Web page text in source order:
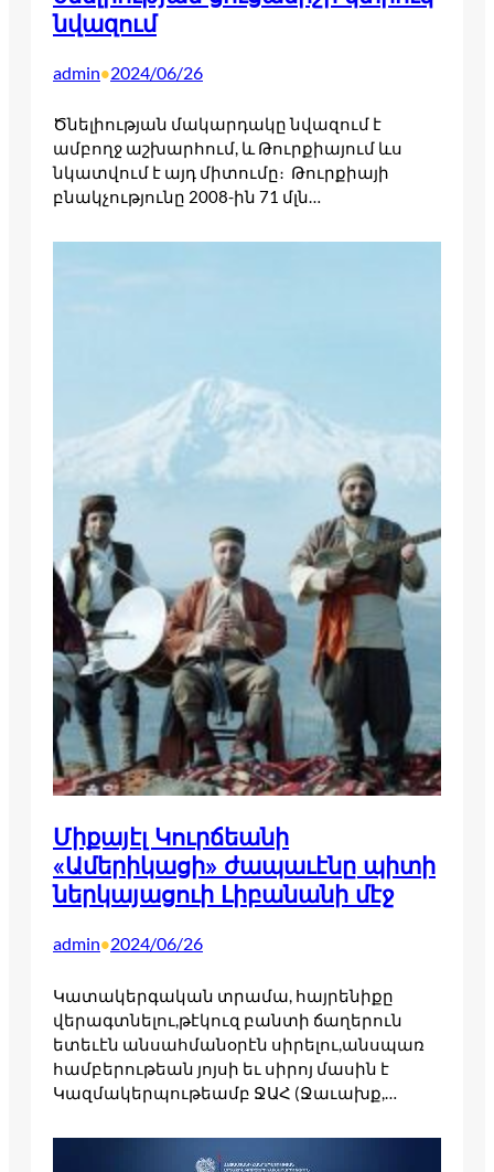
նվազում
admin•2024/06/26
Ծնելիության մակարդակը նվազում է
ամբողջ աշխարհում, և Թուրքիայում ևս
նկատվում է այդ միտումը։ Թուրքիայի
բնակչությունը 2008-ին 71 մլն…
Միքայէլ Կուրճեանի
«Ամերիկացի» ժապաւէնը պիտի
ներկայացուի Լիբանանի մէջ
admin•2024/06/26
Կատակերգական տրամա, հայրենիքը
վերագտնելու,թէկուզ բանտի ճաղերուն
ետեւէն անսահմանօրէն սիրելու,անսպառ
համբերութեան յոյսի եւ սիրոյ մասին է
Կազմակերպութեամբ ՋԱՀ (Ջաւախք,…